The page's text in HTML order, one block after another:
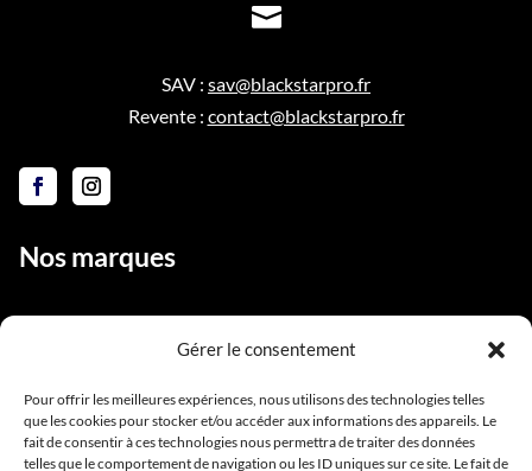
Gérer le consentement
Pour offrir les meilleures expériences, nous utilisons des technologies telles
que les cookies pour stocker et/ou accéder aux informations des appareils. Le
fait de consentir à ces technologies nous permettra de traiter des données
telles que le comportement de navigation ou les ID uniques sur ce site. Le fait de

SAV : sav@blackstarpro.fr
Revente : contact@blackstarpro.fr
Nos marques
Notre équipe
Contact